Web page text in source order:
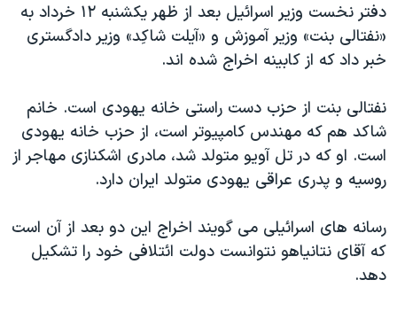
قانون شفافیت دارائی کادر رهبری ایران
اعتراضات مردمی آبان ۹۸
نرگس محمدی برنده جایزه نوبل صلح
همایش محافظه‌کاران آمریکا «سی‌پک»
صفحه‌های ویژه
دفتر نخست وزیر اسرائیل بعد از ظهر یکشنبه ۱۲ خرداد به
«نفتالی بنت» وزیر آموزش و «آیلت شاکِد» وزیر دادگستری
خبر داد که از کابینه اخراج شده اند.
نفتالی بنت از حزب دست راستی خانه یهودی است. خانم
شاکد هم که مهندس کامپیوتر است، از حزب خانه یهودی
است. او که در تل آویو متولد شد، مادری اشکنازی مهاجر از
روسیه و پدری عراقی یهودی متولد ایران دارد.
رسانه های اسرائیلی می گویند اخراج این دو بعد از آن است
که آقای نتانیاهو نتوانست دولت ائتلافی خود را تشکیل
دهد.